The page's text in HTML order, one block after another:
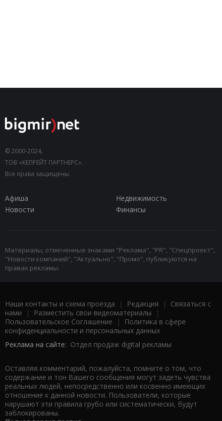
© 2000-2024,
ТОВ «КЕПРЕЙТ ПАРТНЕРС».
Все права защищены.
Афиша
Недвижимость
Новости
Финансы
Материалы, отмеченные знаками "Реклама", "PR", "Спецпроект",
"Новости компаний", "Актуально", "Промо", публикуются на
правах рекламы.
Наши контакты и схема проезда | Редакция | Связаться с
нами | Разместить свои видеоматериалы |
Пользовательское Соглашение |
Политика в сфере
конфиденциальности и персональных данных
Реклама на сайте: Отдел продаж digital рекламы
Оставляя комментарий, пожалуйста, помните о том, что
содержание и тон Вашего сообщения могут задеть чувства
реальных людей, непосредственно или косвенно имеющих
отношение к данной новости. Пользователи, которые
нарушают эти правила грубо или систематически, будут
заблокированы.